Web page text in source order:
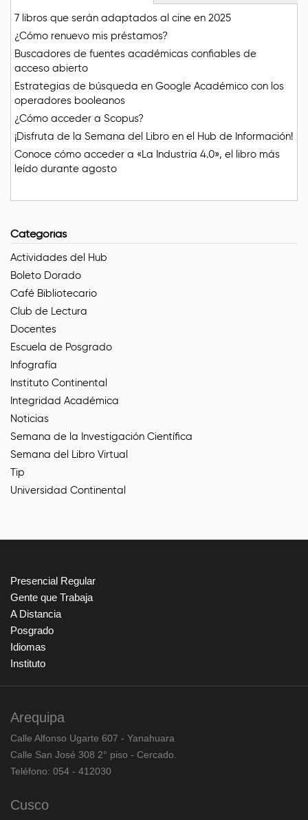
7 libros que serán adaptados al cine en 2025
¿Cómo renuevo mis préstamos?
Buscadores de fuentes académicas confiables de
acceso abierto
Estrategias de búsqueda en Google Académico con los
operadores booleanos
¿Cómo acceder a Scopus?
¡Disfruta de la Semana del Libro en el Hub de Información!
Conoce cómo acceder a «La Industria 4.0», el libro más
leído durante agosto
Categorías
Actividades del Hub
Boleto Dorado
Café Bibliotecario
Club de Lectura
Docentes
Escuela de Posgrado
Infografía
Instituto Continental
Integridad Académica
Noticias
Semana de la Investigación Científica
Semana del Libro Virtual
Tip
Universidad Continental
Presencial Regular
Gente que Trabaja
A Distancia
Posgrado
Idiomas
Instituto
Arequipa
Calle Alfonso Ugarte 607 - Yanahuara
Calle San José 308 2° piso - Cercado.
Teléfono: 054 - 412030
Cusco